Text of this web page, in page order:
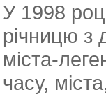
У 1998
річницю з
міста-
часу,